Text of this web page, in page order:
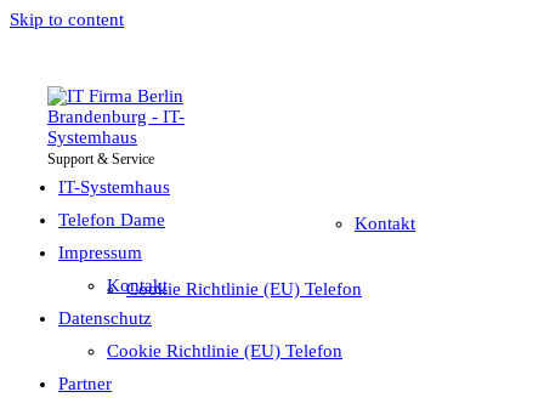
Skip to content
Support & Service
IT-Systemhaus
Kontakt
Datenschutz
Cookie Richtlinie (EU) Telefon
IT-Systemhaus
Telefon Dame
Impressum
Kontakt
Datenschutz
Cookie Richtlinie (EU) Telefon
Partner